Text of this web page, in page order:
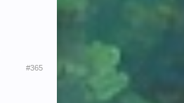
#365